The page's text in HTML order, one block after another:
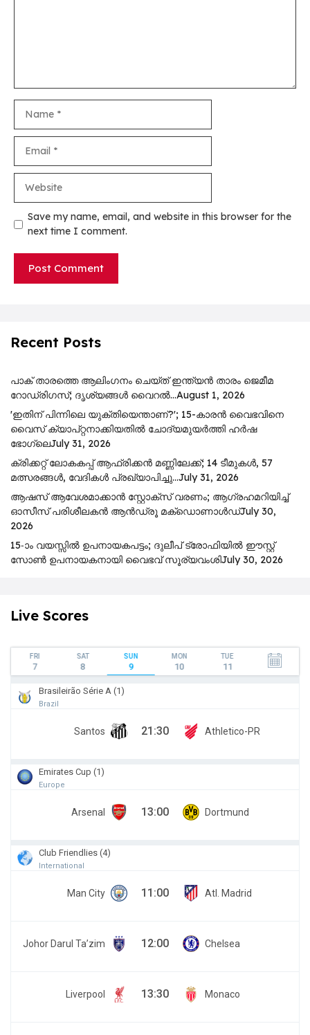
Save my name, email, and website in this browser for the
next time I comment.
Recent Posts
പാക് താരത്തെ ആലിംഗനം ചെയ്ത് ഇന്ത്യൻ താരം ജെമീമ
റോഡ്രിഗസ്; ദൃശ്യങ്ങൾ വൈറൽ…August 1, 2026
'ഇതിന് പിന്നിലെ യുക്തിയെന്താണ്?'; 15-കാരൻ വൈഭവിനെ
വൈസ് ക്യാപ്റ്റനാക്കിയതിൽ ചോദ്യമുയർത്തി ഹർഷ
ഭോഗ്ലെJuly 31, 2026
ക്രിക്കറ്റ് ലോകകപ്പ് ആഫ്രിക്കൻ മണ്ണിലേക്ക്; 14 ടീമുകൾ, 57
മത്സരങ്ങൾ, വേദികൾ പ്രഖ്യാപിച്ചു…July 31, 2026
ആഷസ് ആവേശമാക്കാൻ സ്റ്റോക്സ് വരണം; ആഗ്രഹമറിയിച്ച്
ഓസീസ് പരിശീലകൻ ആൻഡ്രൂ മക്ഡൊണാൾഡ്July 30,
2026
15-ാം വയസ്സിൽ ഉപനായകപട്ടം; ദുലീപ് ട്രോഫിയിൽ ഈസ്റ്റ്
സോൺ ഉപനായകനായി വൈഭവ് സൂര്യവംശിJuly 30, 2026
Live Scores
FRI
7
SAT
8
SUN
9
MON
10
TUE
11
Brasileirão Série A (1)
Brazil
Santos 21:30 Athletico-PR
Emirates Cup (1)
Europe
Arsenal 13:00 Dortmund
Club Friendlies (4)
International
Man City 11:00 Atl. Madrid
Johor Darul Ta’zim 12:00 Chelsea
Liverpool 13:30 Monaco